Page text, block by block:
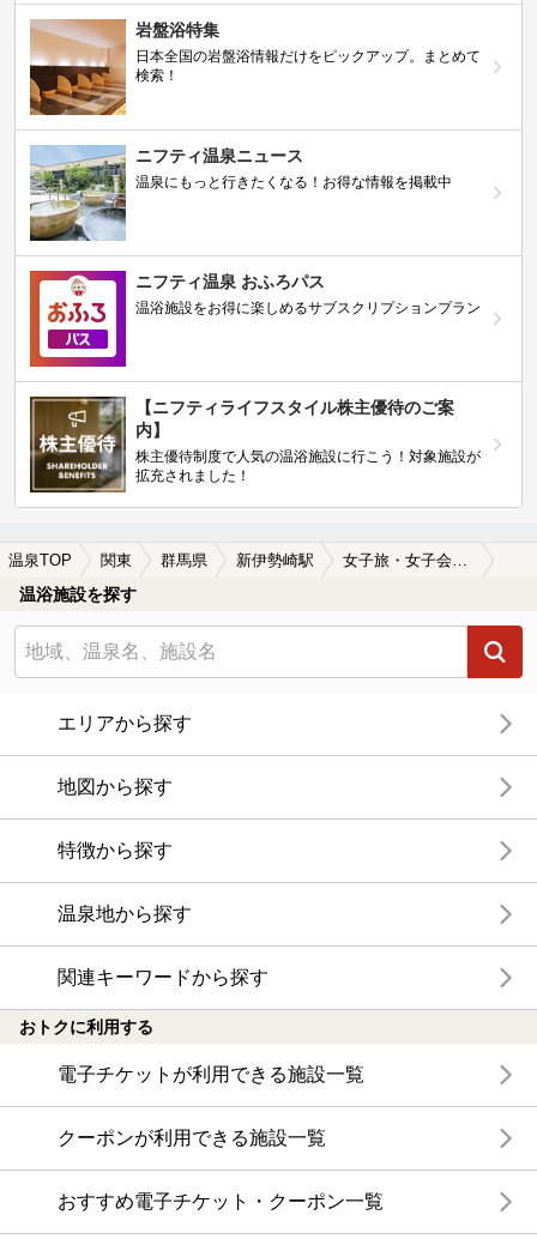
岩盤浴特集
日本全国の岩盤浴情報だけをピックアップ。まとめて
検索！
ニフティ温泉ニュース
温泉にもっと行きたくなる！お得な情報を掲載中
ニフティ温泉 おふろパス
温浴施設をお得に楽しめるサブスクリプションプラン
【ニフティライフスタイル株主優待のご案
内】
株主優待制度で人気の温浴施設に行こう！対象施設が
拡充されました！
温泉TOP 関東 群馬県 新伊勢崎駅 女子旅・女子会におすすめの新伊勢崎駅近くの温泉、日帰り温泉、スーパー銭湯おすすめ
温浴施設を探す
エリアから探す
地図から探す
特徴から探す
温泉地から探す
関連キーワードから探す
おトクに利用する
電子チケットが利用できる施設一覧
クーポンが利用できる施設一覧
おすすめ電子チケット・クーポン一覧